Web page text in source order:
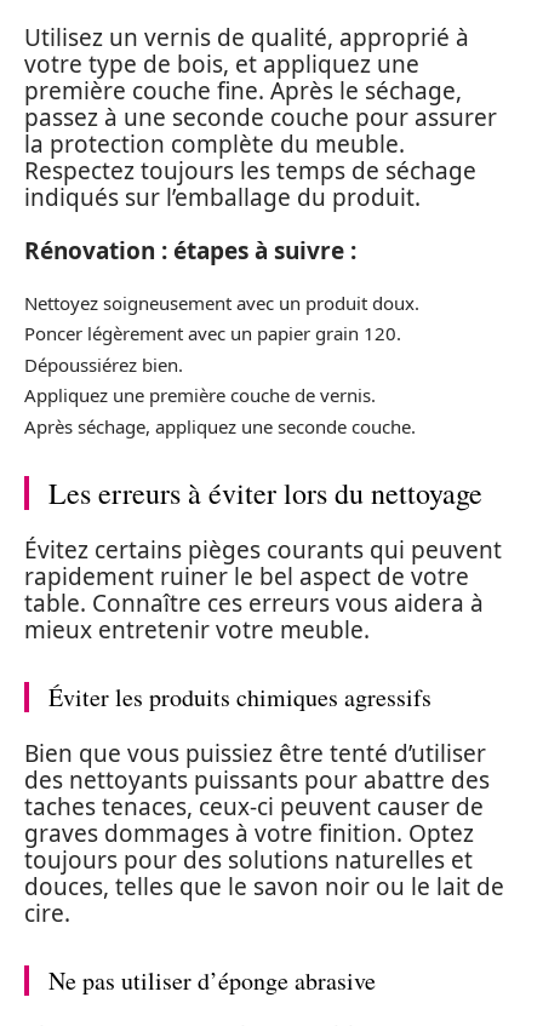
Utilisez un vernis de qualité, approprié à
votre type de bois, et appliquez une
première couche fine. Après le séchage,
passez à une seconde couche pour assurer
la protection complète du meuble.
Respectez toujours les temps de séchage
indiqués sur l’emballage du produit.
Rénovation : étapes à suivre :
Nettoyez soigneusement avec un produit doux.
Poncer légèrement avec un papier grain 120.
Dépoussiérez bien.
Appliquez une première couche de vernis.
Après séchage, appliquez une seconde couche.
Les erreurs à éviter lors du nettoyage
Évitez certains pièges courants qui peuvent
rapidement ruiner le bel aspect de votre
table. Connaître ces erreurs vous aidera à
mieux entretenir votre meuble.
Éviter les produits chimiques agressifs
Bien que vous puissiez être tenté d’utiliser
des nettoyants puissants pour abattre des
taches tenaces, ceux-ci peuvent causer de
graves dommages à votre finition. Optez
toujours pour des solutions naturelles et
douces, telles que le savon noir ou le lait de
cire.
Ne pas utiliser d’éponge abrasive